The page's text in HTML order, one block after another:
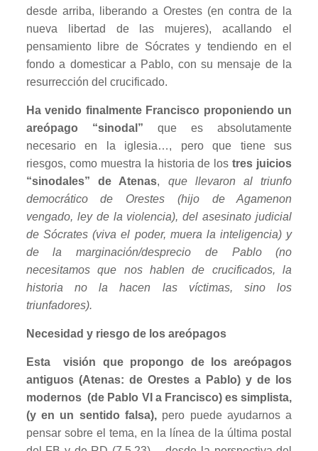
desde arriba, liberando a Orestes (en contra de la
nueva libertad de las mujeres), acallando el
pensamiento libre de Sócrates y tendiendo en el
fondo a domesticar a Pablo, con su mensaje de la
resurrección del crucificado.
Ha venido finalmente Francisco proponiendo un
areópago “sinodal” que es absolutamente
necesario en la iglesia…, pero que tiene sus
riesgos, como muestra la historia de lostres juicios
“sinodales” de Atenas, que llevaron al triunfo
democrático de Orestes (hijo de Agamenon
vengado, ley de la violencia), del asesinato judicial
de Sócrates (viva el poder, muera la inteligencia) y
de la marginación/desprecio de Pablo (no
necesitamos que nos hablen de crucificados, la
historia no la hacen las víctimas, sino los
triunfadores).
Necesidad y riesgo de los areópagos
Esta visión que propongo de los areópagos
antiguos (Atenas: de Orestes a Pablo) y de los
modernos (de Pablo VI a Francisco) es simplista,
(y en un sentido falsa), pero puede ayudarnos a
pensar sobre el tema, en la línea de la última postal